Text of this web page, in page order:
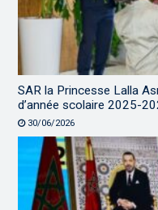
SAR la Princesse Lalla
d’année scolaire 2025-
30/06/2026